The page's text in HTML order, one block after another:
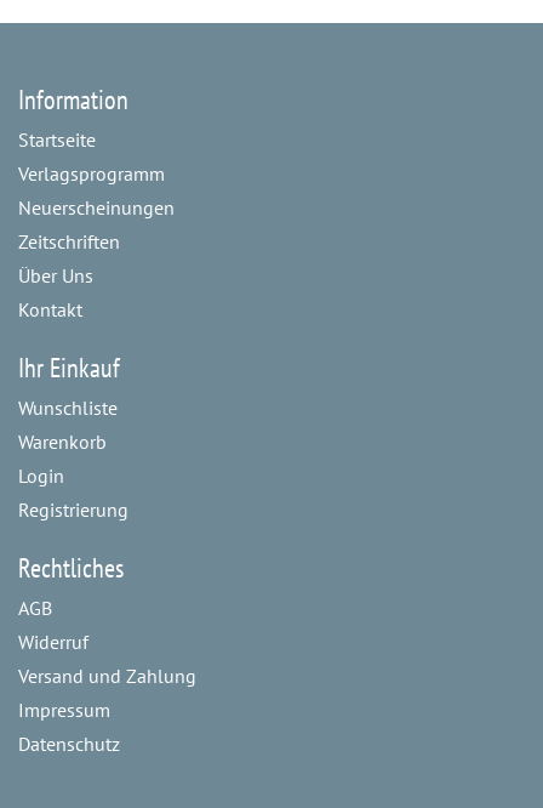
Information
Startseite
Verlagsprogramm
Neuerscheinungen
Zeitschriften
Über Uns
Kontakt
Ihr Einkauf
Wunschliste
Warenkorb
Login
Registrierung
Rechtliches
AGB
Widerruf
Versand und Zahlung
Impressum
Datenschutz